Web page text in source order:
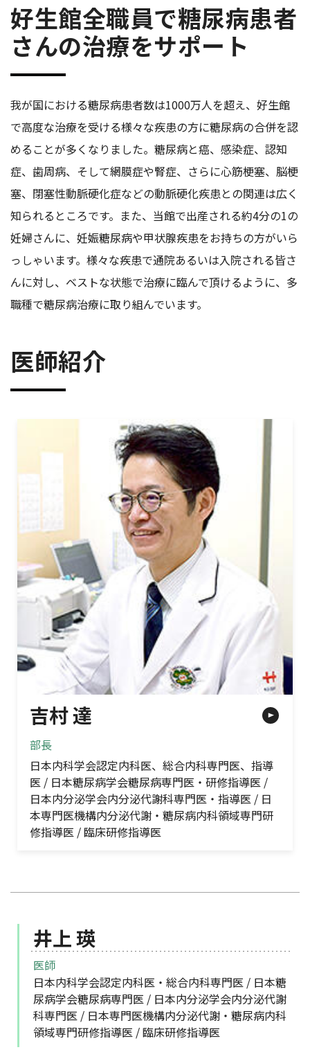
好生館全職員で糖尿病患者
さんの治療をサポート
我が国における糖尿病患者数は1000万人を超え、好生館
で高度な治療を受ける様々な疾患の方に糖尿病の合併を認
めることが多くなりました。糖尿病と癌、感染症、認知
症、歯周病、そして網膜症や腎症、さらに心筋梗塞、脳梗
塞、閉塞性動脈硬化症などの動脈硬化疾患との関連は広く
知られるところです。また、当館で出産される約4分の1の
妊婦さんに、妊娠糖尿病や甲状腺疾患をお持ちの方がいら
っしゃいます。様々な疾患で通院あるいは入院される皆さ
んに対し、ベストな状態で治療に臨んで頂けるように、多
職種で糖尿病治療に取り組んでいます。
医師紹介
吉村 達
部長
日本内科学会認定内科医、総合内科専門医、指導
医 / 日本糖尿病学会糖尿病専門医・研修指導医 /
日本内分泌学会内分泌代謝科専門医・指導医 / 日
本専門医機構内分泌代謝・糖尿病内科領域専門研
修指導医 / 臨床研修指導医
井上 瑛
医師
日本内科学会認定内科医・総合内科専門医 / 日本糖
尿病学会糖尿病専門医 / 日本内分泌学会内分泌代謝
科専門医 / 日本専門医機構内分泌代謝・糖尿病内科
領域専門研修指導医 / 臨床研修指導医